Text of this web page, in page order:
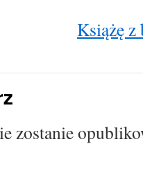
Książę z
zostanie